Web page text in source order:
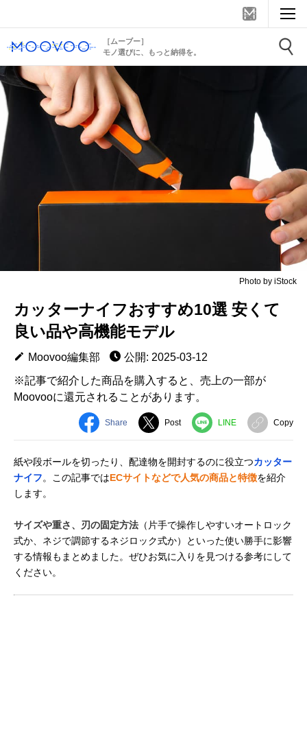
［ムーブー］
モノ選びに、もっと納得を。
Photo by iStock
カッターナイフおすすめ10選 安くて
良い品や高機能モデル
Moovoo編集部
公開: 2025-03-12
※記事で紹介した商品を購入すると、売上の一部が
Moovooに還元されることがあります。
Share Post LINE Copy
紙や段ボールを切ったり、配達物を開封するのに役立つカッター
ナイフ。この記事ではECサイトなどで人気の商品と特徴を紹介
します。
サイズや重さ、刃の固定方法 （片手で操作しやすいオートロック
式か、ネジで調節するネジロック式か）といった使い勝手に影響
する情報もまとめました。ぜひお気に入りを見つける参考にして
ください。